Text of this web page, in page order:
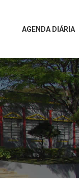
AGENDA DIÁRIA